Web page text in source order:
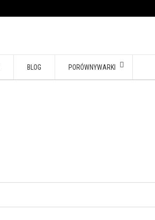
BLOG PORÓWNYWARKI